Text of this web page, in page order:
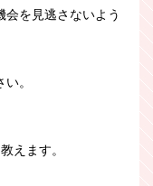
会を見逃さないよう
。
えます。